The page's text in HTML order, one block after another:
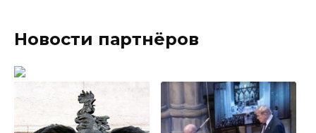
Новости партнёров